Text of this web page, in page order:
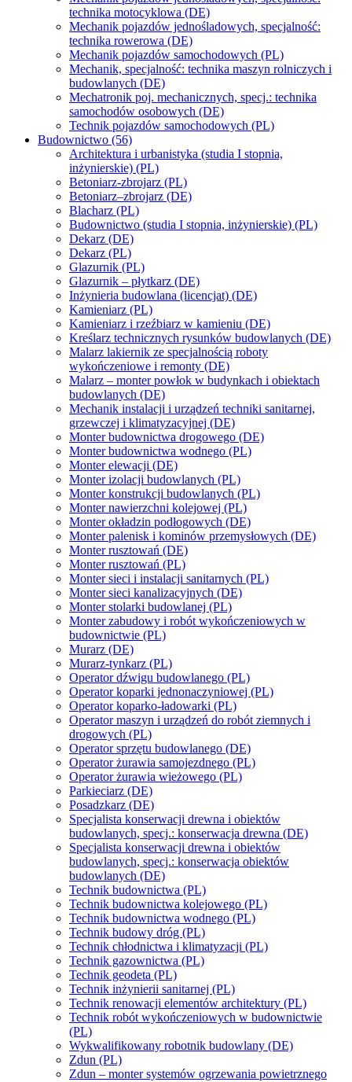
technika motocyklowa (DE)
Mechanik pojazdów jednośladowych, specjalność:
technika rowerowa (DE)
Mechanik pojazdów samochodowych (PL)
Mechanik, specjalność: technika maszyn rolniczych i
budowlanych (DE)
Mechatronik poj. mechanicznych, specj.: technika
samochodów osobowych (DE)
Technik pojazdów samochodowych (PL)
Budownictwo (56)
Architektura i urbanistyka (studia I stopnia,
inżynierskie) (PL)
Betoniarz-zbrojarz (PL)
Betoniarz–zbrojarz (DE)
Blacharz (PL)
Budownictwo (studia I stopnia, inżynierskie) (PL)
Dekarz (DE)
Dekarz (PL)
Glazurnik (PL)
Glazurnik – płytkarz (DE)
Inżynieria budowlana (licencjat) (DE)
Kamieniarz (PL)
Kamieniarz i rzeźbiarz w kamieniu (DE)
Kreślarz technicznych rysunków budowlanych (DE)
Malarz lakiernik ze specjalnością roboty
wykończeniowe i remonty (DE)
Malarz – monter powłok w budynkach i obiektach
budowlanych (DE)
Mechanik instalacji i urządzeń techniki sanitarnej,
grzewczej i klimatyzacyjnej (DE)
Monter budownictwa drogowego (DE)
Monter budownictwa wodnego (PL)
Monter elewacji (DE)
Monter izolacji budowlanych (PL)
Monter konstrukcji budowlanych (PL)
Monter nawierzchni kolejowej (PL)
Monter okładzin podłogowych (DE)
Monter palenisk i kominów przemysłowych (DE)
Monter rusztowań (DE)
Monter rusztowań (PL)
Monter sieci i instalacji sanitarnych (PL)
Monter sieci kanalizacyjnych (DE)
Monter stolarki budowlanej (PL)
Monter zabudowy i robót wykończeniowych w
budownictwie (PL)
Murarz (DE)
Murarz-tynkarz (PL)
Operator dźwigu budowlanego (PL)
Operator koparki jednonaczyniowej (PL)
Operator koparko-ładowarki (PL)
Operator maszyn i urządzeń do robót ziemnych i
drogowych (PL)
Operator sprzętu budowlanego (DE)
Operator żurawia samojezdnego (PL)
Operator żurawia wieżowego (PL)
Parkieciarz (DE)
Posadzkarz (DE)
Specjalista konserwacji drewna i obiektów
budowlanych, specj.: konserwacja drewna (DE)
Specjalista konserwacji drewna i obiektów
budowlanych, specj.: konserwacja obiektów
budowlanych (DE)
Technik budownictwa (PL)
Technik budownictwa kolejowego (PL)
Technik budownictwa wodnego (PL)
Technik budowy dróg (PL)
Technik chłodnictwa i klimatyzacji (PL)
Technik gazownictwa (PL)
Technik geodeta (PL)
Technik inżynierii sanitarnej (PL)
Technik renowacji elementów architektury (PL)
Technik robót wykończeniowych w budownictwie
(PL)
Wykwalifikowany robotnik budowlany (DE)
Zdun (PL)
Zdun – monter systemów ogrzewania powietrznego